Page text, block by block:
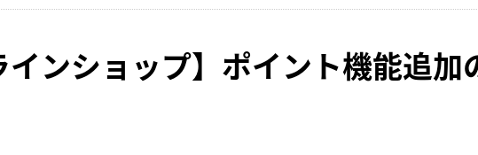
インショップ】ポイント機能追加